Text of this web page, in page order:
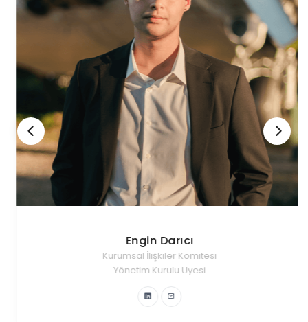
Engin Darıcı
Kurumsal İlişkiler Komitesi
Yönetim Kurulu Üyesi